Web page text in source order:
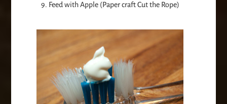
9. Feed with Apple (Paper craft Cut the Rope)